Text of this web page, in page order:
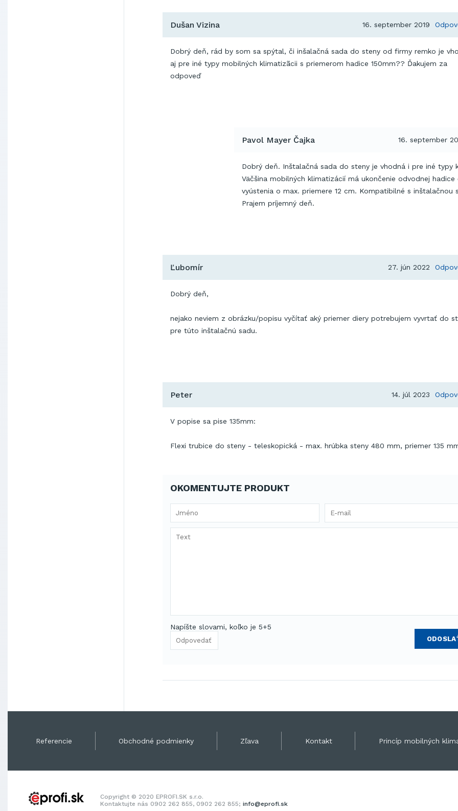
Dušan Vizina 16. september 2019
Dobrý deň, rád by som sa spýtal, či inšalačná sada do steny od firmy remko je
aj pre iné typy mobilných klimatizãcii s priemerom hadice 150mm?? Ďakujem za
odpoveď
Pavol Mayer Čajka 16. september
Dobrý deň. Inštalačná sada do steny je vhodná i pre iné typy
Väčšina mobilných klimatizácií má ukončenie odvodnej hadice
vyústenia o max. priemere 12 cm. Kompatibilné s inštalačnou
Prajem príjemný deň.
Ľubomír 27. jún 2022
Dobrý deň,
nejako neviem z obrázku/popisu vyčítať aký priemer diery potrebujem vyvrtať do
pre túto inštalačnú sadu.
Peter 14. júl 2023
V popise sa pise 135mm:
Flexi trubice do steny - teleskopická - max. hrúbka steny 480 mm, priemer 135
OKOMENTUJTE PRODUKT
Napíšte slovami, koľko je 5+5
Referencie Obchodné podmienky Zľava Kontakt Princíp mobilných
Copyright © 2020 EPROFI.SK s.r.o.
Kontaktujte nás 0902 262 855, 0902 262 855; info@eprofi.sk